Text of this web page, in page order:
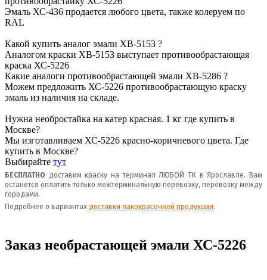
Эмаль ХС-436 продается любого цвета, также колеруем по
RAL
Какой купить аналог эмали ХВ-5153 ?
Аналогом краски ХВ-5153 выступает противообрастающая
краска ХС-5226
Какие аналоги противообрастающей эмали ХВ-5286 ?
Можем предложить ХС-5226 противообрастающую краску
эмаль из наличия на складе.
Нужна необростайка на катер красная. 1 кг где купить в
Москве?
Мы изготавливаем ХС-5226 красно-коричневого цвета. Где
купить в Москве?
Выбирайте тут
БЕСПЛАТНО доставим краску на терминал ЛЮБОЙ ТК в Ярославле. Вам
останется оплатить только межтерминальную перевозку, перевозку между
городами.
Подробнее о вариантах доставки лакокрасочной продукции.
Заказ необрастающей эмали ХС-5226